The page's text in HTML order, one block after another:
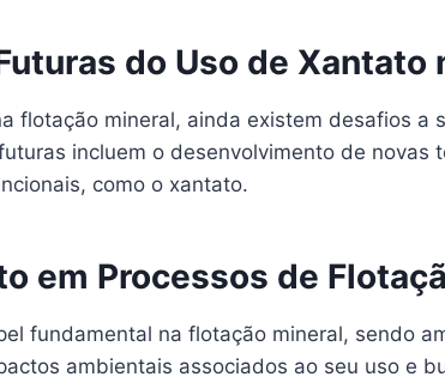
do Uso de Xantato
flotação mineral, ainda existem desafios a
incluem o desenvolvimento de
como o xantato.
em Processos de
fundamental na flotação mineral, sendo
ambientais associados ao seu uso e